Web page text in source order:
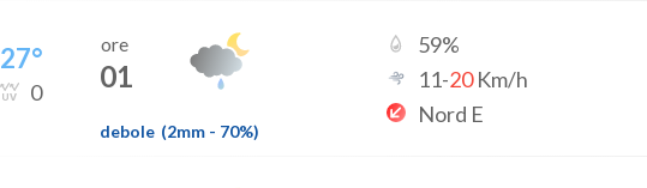
27°
0
ore
01
debole (2mm - 70%)
59%
11-20Km/h
Nord E